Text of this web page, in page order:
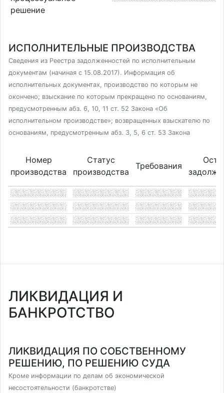
решение
ИСПОЛНИТЕЛЬНЫЕ ПРОИЗВОДСТВА
Сведения из Реестра задолженностей по исполнительным
документам (начиная с 15.08.2017). Информация об
исполнительных документах, производство по которым не
окончено; взыскание по которым прекращено по основаниям,
предусмотренным абз. 6, 10, 11 ст. 52 Закона «Об
исполнительном производстве»; возвращенных взыскателю по
основаниям, предусмотренным абз. 3, 5, 6 ст. 53 Закона
Номер
производства
Статус
производства
Требования
ЛИКВИДАЦИЯ И
БАНКРОТСТВО
ЛИКВИДАЦИЯ ПО СОБСТВЕННОМУ
РЕШЕНИЮ, ПО РЕШЕНИЮ СУДА
Кроме информации по делам об экономической
несостоятельности (банкротстве)